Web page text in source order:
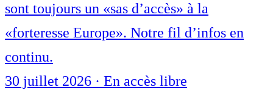
sont toujours un «sas d’accès» à la
«forteresse Europe». Notre fil d’infos en
continu.
30 juillet 2026 · En accès libre